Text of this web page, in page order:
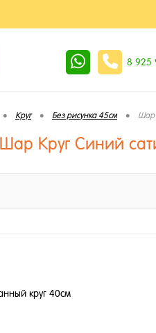
8 925
• Круг • Без рисунка 45см • Шар
Шар Круг Синий
круг 40см